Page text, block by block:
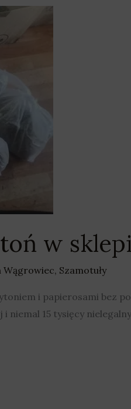
w
Wągrowiec, Szamotuły
i papierosami bez
niemal 15 tysięcy